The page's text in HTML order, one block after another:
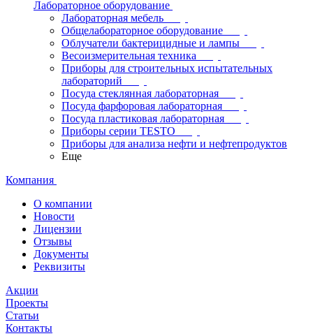
Лабораторное оборудование
Лабораторная мебель
Общелабораторное оборудование
Облучатели бактерицидные и лампы
Весоизмерительная техника
Приборы для строительных испытательных
лабораторий
Посуда стеклянная лабораторная
Посуда фарфоровая лабораторная
Посуда пластиковая лабораторная
Приборы серии TESTO
Приборы для анализа нефти и нефтепродуктов
Еще
Компания
О компании
Новости
Лицензии
Отзывы
Документы
Реквизиты
Акции
Проекты
Статьи
Контакты